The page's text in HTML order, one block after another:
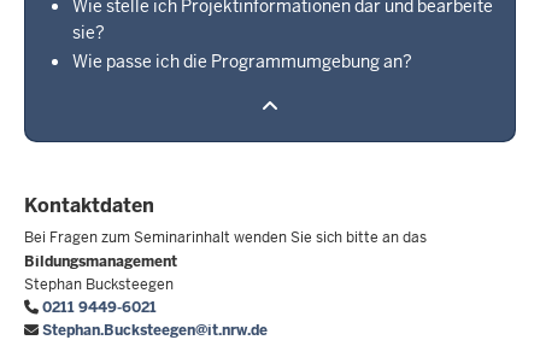
Wie stelle ich Projektinformationen dar und bearbeite
sie?
Wie passe ich die Programmumgebung an?
Kontaktdaten
Bei Fragen zum Seminarinhalt wenden Sie sich bitte an das
Bildungsmanagement
Stephan Bucksteegen
0211 9449-6021
Stephan.Bucksteegen@it.nrw.de